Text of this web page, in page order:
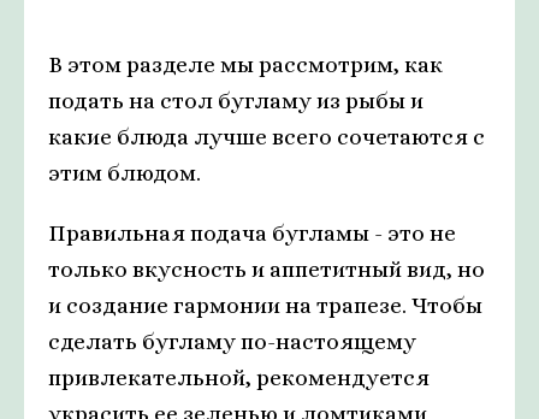
В этом разделе мы рассмотрим, как
подать на стол бугламу из рыбы и
какие блюда лучше всего сочетаются с
этим блюдом.
Правильная подача бугламы - это не
только вкусность и аппетитный вид, но
и создание гармонии на трапезе. Чтобы
сделать бугламу по-настоящему
привлекательной, рекомендуется